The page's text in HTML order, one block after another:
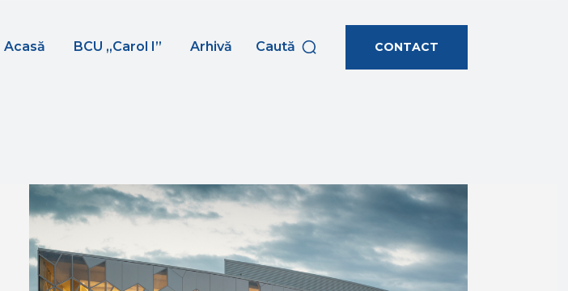
Acasă BCU „Carol I” Arhivă Caută CONTACT